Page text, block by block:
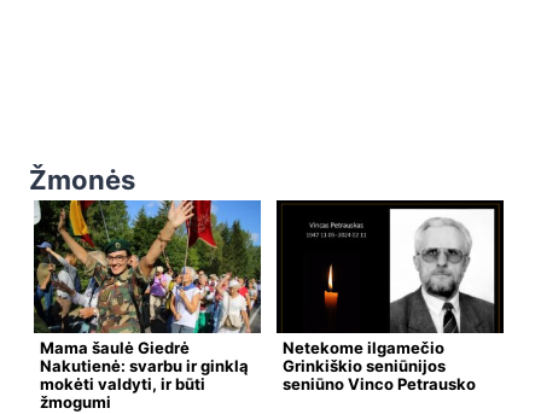
Žmonės
Mama šaulė Giedrė
Nakutienė: svarbu ir ginklą
mokėti valdyti, ir būti
žmogumi
Netekome ilgamečio
Grinkiškio seniūnijos
seniūno Vinco Petrausko